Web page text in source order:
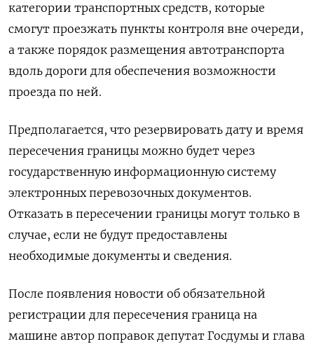
категории транспортных средств, которые
смогут проезжать пункты контроля вне очереди,
а также порядок размещения автотранспорта
вдоль дороги для обеспечения возможности
проезда по ней.
Предполагается, что резервировать дату и время
пересечения границы можно будет через
государственную информационную систему
электронных перевозочных документов.
Отказать в пересечении границы могут только в
случае, если не будут предоставлены
необходимые документы и сведения.
После появления новости об обязательной
регистрации для пересечения граница на
машине автор поправок депутат Госдумы и глава